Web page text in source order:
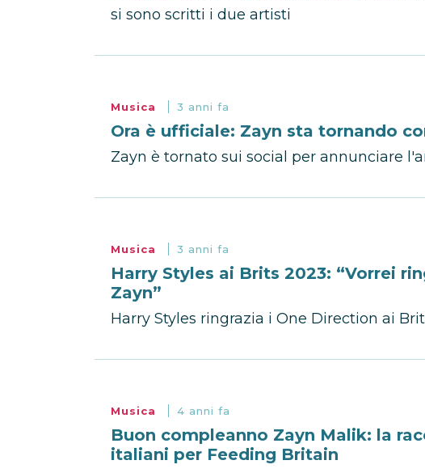
si sono scritti i due artisti
Musica 3 anni fa
Ora è ufficiale: Zayn sta tornando
Zayn è tornato sui social per annunciare
Musica 3 anni fa
Harry Styles ai Brits 2023: “Vorrei
Zayn”
Harry Styles ringrazia i One Direction ai
Musica 4 anni fa
Buon compleanno Zayn Malik: la
italiani per Feeding Britain